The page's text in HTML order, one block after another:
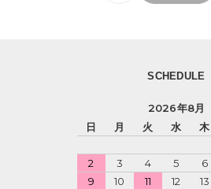
SCHEDULE
2026年8月
日
月 火 水 木
2
3 4 5 6
9
10 11 12 13